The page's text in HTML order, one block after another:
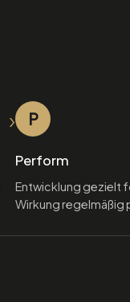
› P
Perform
Entwicklung gezielt
Wirkung regelmäßig